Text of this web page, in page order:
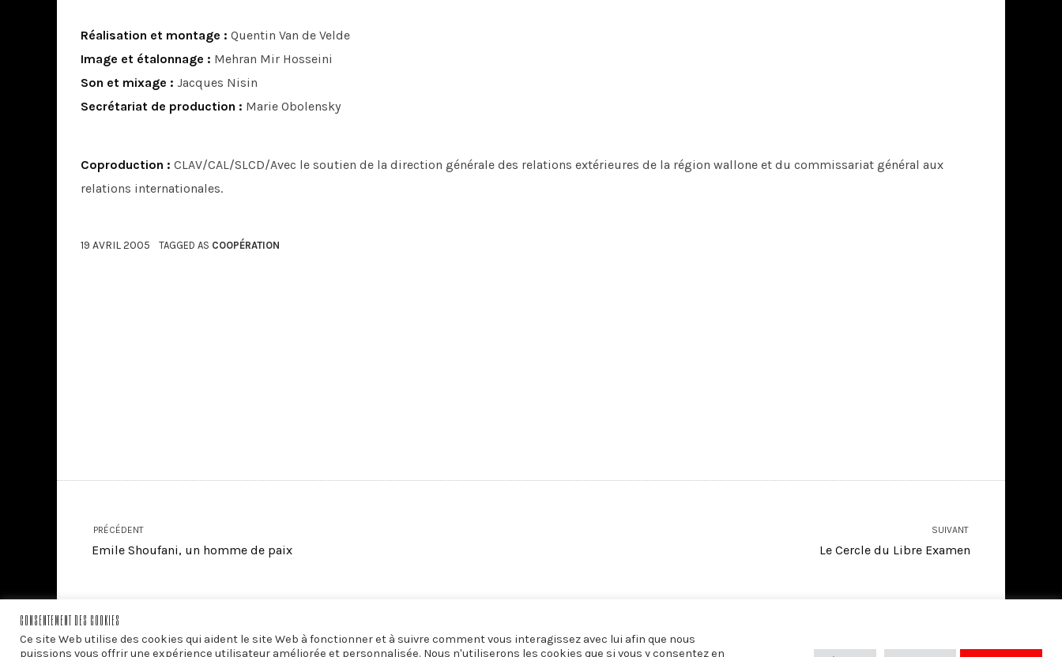
Réalisation et montage : Quentin Van de Velde
Image et étalonnage : Mehran Mir Hosseini
Son et mixage : Jacques Nisin
Secrétariat de production : Marie Obolensky
Coproduction : CLAV/CAL/SLCD/Avec le soutien de la direction générale des relations extérieures de la région wallone et du commissariat général aux
relations internationales.
19 AVRIL 2005 TAGGED AS COOPÉRATION
PRÉCÉDENT
Emile Shoufani, un homme de paix
SUIVANT
Le Cercle du Libre Examen
CONSENTEMENT DES COOKIES
Ce site Web utilise des cookies qui aident le site Web à fonctionner et à suivre comment vous interagissez avec lui afin que nous
puissions vous offrir une expérience utilisateur améliorée et personnalisée. Nous n'utiliserons les cookies que si vous y consentez en